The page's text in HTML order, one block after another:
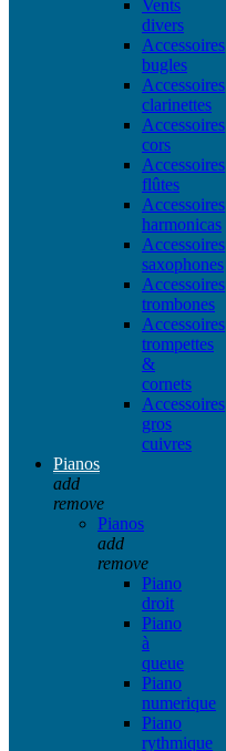
Vents
divers
Accessoires
bugles
Accessoires
clarinettes
Accessoires
cors
Accessoires
flûtes
Accessoires
harmonicas
Accessoires
saxophones
Accessoires
trombones
Accessoires
trompettes
&
cornets
Accessoires
gros
cuivres
Pianos
add
remove
Pianos
add
remove
Piano
droit
Piano
à
queue
Piano
numerique
Piano
rythmique